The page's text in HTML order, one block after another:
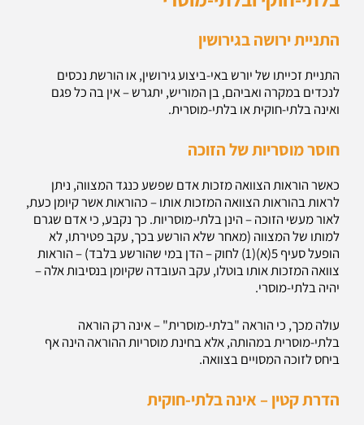
התניית ירושה בגירושין
התניית זכייתו של יורש באי-ביצוע גירושין, או הורשת נכסים
לנכדים במקרה ואביהם, בן המוריש, יתגרש – אין בה כל פגם
ואינה בלתי-חוקית או בלתי-מוסרית.
חוסר מוסריות של הזוכה
כאשר הוראות הצוואה מזכות אדם שפשע כנגד המצווה, ניתן
לראות בהוראות הצוואה המזכות אותו – כהוראות אשר קיומן כעת,
לאור מעשי הזוכה – הינן בלתי-מוסריות. כך נקבע, כי אדם שגרם
למותו של המצווה (מאחר שלא הורשע בכך, עקב פטירתו, לא
הופעל סעיף 5(א)(1) לחוק – הדן במי שהורשע בלבד) – הוראות
צוואה המזכות אותו בוטלו, עקב העובדה שקיומן בנסיבות אלה –
יהיה בלתי-מוסרי.
עולה מכך, כי הוראה "בלתי-מוסרית" – אינה רק הוראה
בלתי-מוסרית במהותה, אלא בחינת מוסריות ההוראה הינה אף
ביחס לזוכה המסויים בצוואה.
הדרת קטין – אינה בלתי-חוקית